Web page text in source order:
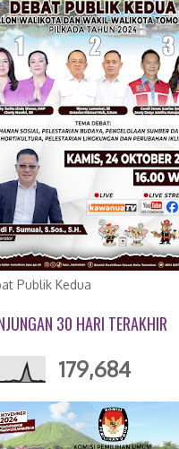
Publik Kedua
30 HARI TERAKHIR
179,684